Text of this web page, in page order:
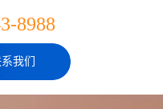
8988
我们